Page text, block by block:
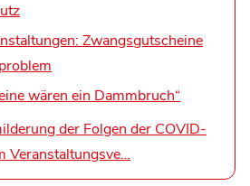
Zwangsgutscheine
wären ein Dammbruch“
der Folgen der COVID-
Veranstaltungsve…